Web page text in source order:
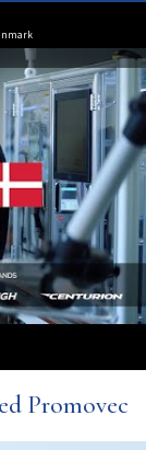
Promovec